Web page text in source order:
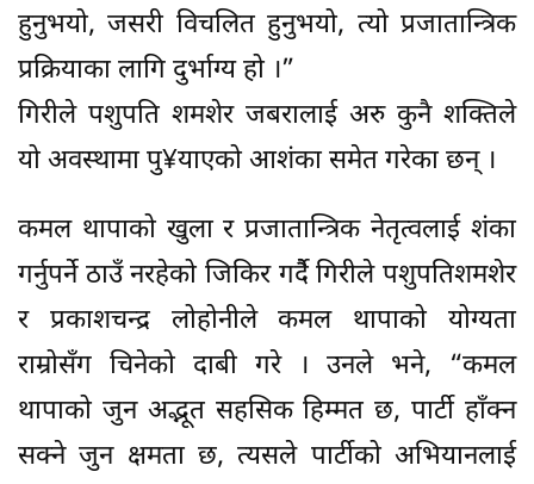
हुनुभयो, जसरी विचलित हुनुभयो, त्यो प्रजातान्त्रिक
प्रक्रियाका लागि दुर्भाग्य हो ।”
गिरीले पशुपति शमशेर जबरालाई अरु कुनै शक्तिले
यो अवस्थामा पु¥याएको आशंका समेत गरेका छन् ।
कमल थापाको खुला र प्रजातान्त्रिक नेतृत्वलाई शंका
गर्नुपर्ने ठाउँ नरहेको जिकिर गर्दैै गिरीले पशुपतिशमशेर
र प्रकाशचन्द्र लोहोनीले कमल थापाको योग्यता
राम्रोसँग चिनेको दाबी गरे । उनले भने, “कमल
थापाको जुन अद्भूत सहसिक हिम्मत छ, पार्टी हाँक्न
सक्ने जुन क्षमता छ, त्यसले पार्टीको अभियानलाई